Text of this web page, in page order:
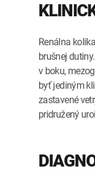
Renálna
brušnej
v boku,
byť jediným
zastavené
pridružený